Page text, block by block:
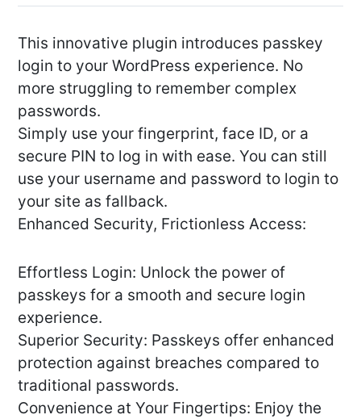
This innovative plugin introduces passkey
login to your WordPress experience. No
more struggling to remember complex
passwords.
Simply use your fingerprint, face ID, or a
secure PIN to log in with ease. You can still
use your username and password to login to
your site as fallback.
Enhanced Security, Frictionless Access:
Effortless Login: Unlock the power of
passkeys for a smooth and secure login
experience.
Superior Security: Passkeys offer enhanced
protection against breaches compared to
traditional passwords.
Convenience at Your Fingertips: Enjoy the